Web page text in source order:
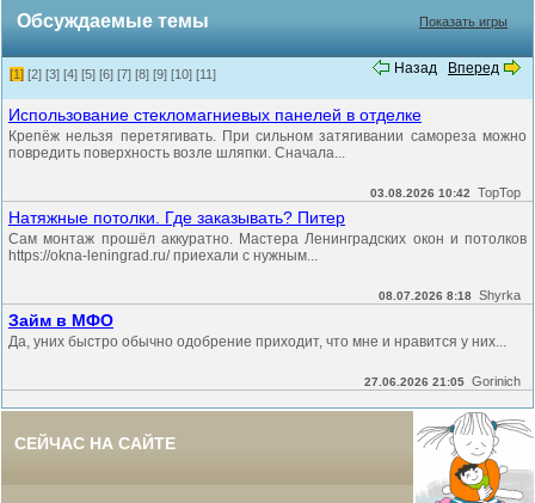
Обсуждаемые темы Показать игры
Назад Вперед
[1] [2] [3] [4] [5] [6] [7] [8] [9] [10] [11]
Использование стекломагниевых панелей в отделке
Крепёж нельзя перетягивать. При сильном затягивании самореза можно
повредить поверхность возле шляпки. Сначала...
03.08.2026 10:42 TopTop
Натяжные потолки. Где заказывать? Питер
Сам монтаж прошёл аккуратно. Мастера Ленинградских окон и потолков
https://okna-leningrad.ru/ приехали с нужным...
08.07.2026 8:18 Shyrka
Займ в МФО
Да, уних быстро обычно одобрение приходит, что мне и нравится у них...
27.06.2026 21:05 Gorinich
СЕЙЧАС НА САЙТЕ